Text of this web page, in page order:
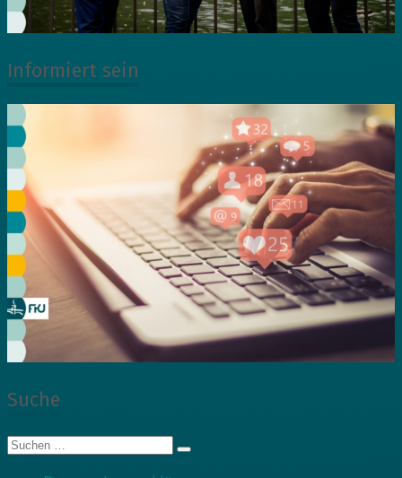
Informiert sein
Suche
Suche